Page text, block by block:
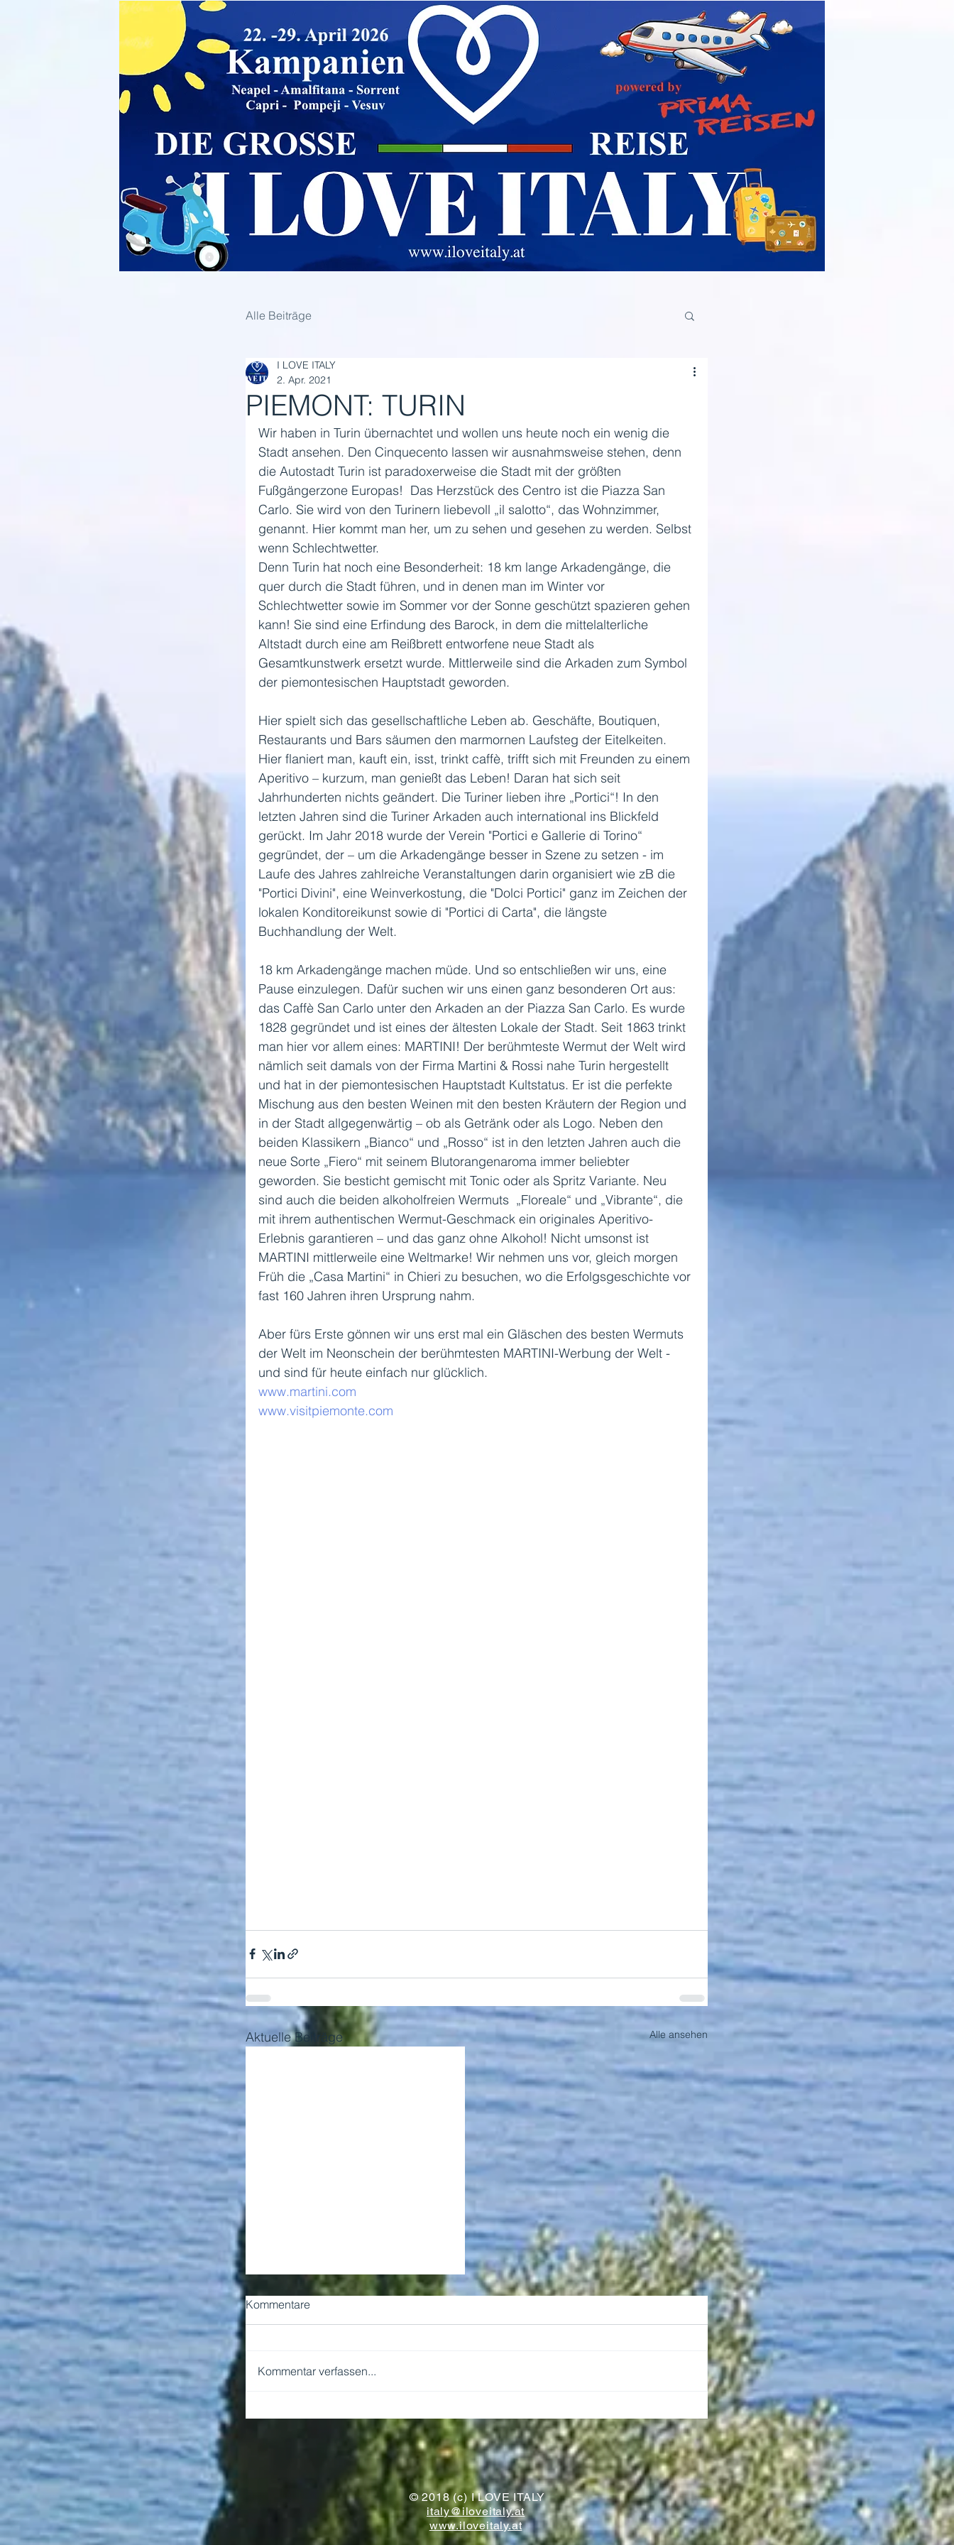
Alle Beiträge
PIEMONT: TURIN
I LOVE ITALY
2. Apr. 2021
Wir haben in Turin übernachtet und wollen uns heute noch ein wenig die
Stadt ansehen. Den Cinquecento lassen wir ausnahmsweise stehen, denn
die Autostadt Turin ist paradoxerweise die Stadt mit der größten
Fußgängerzone Europas!  Das Herzstück des Centro ist die Piazza San
Carlo. Sie wird von den Turinern liebevoll „il salotto“, das Wohnzimmer,
genannt. Hier kommt man her, um zu sehen und gesehen zu werden. Selbst
wenn Schlechtwetter.
Denn Turin hat noch eine Besonderheit: 18 km lange Arkadengänge, die
quer durch die Stadt führen, und in denen man im Winter vor
Schlechtwetter sowie im Sommer vor der Sonne geschützt spazieren gehen
kann! Sie sind eine Erfindung des Barock, in dem die mittelalterliche
Altstadt durch eine am Reißbrett entworfene neue Stadt als
Gesamtkunstwerk ersetzt wurde. Mittlerweile sind die Arkaden zum Symbol
der piemontesischen Hauptstadt geworden.
Hier spielt sich das gesellschaftliche Leben ab. Geschäfte, Boutiquen,
Restaurants und Bars säumen den marmornen Laufsteg der Eitelkeiten.
Hier flaniert man, kauft ein, isst, trinkt caffè, trifft sich mit Freunden zu einem
Aperitivo – kurzum, man genießt das Leben! Daran hat sich seit
Jahrhunderten nichts geändert. Die Turiner lieben ihre „Portici“! In den
letzten Jahren sind die Turiner Arkaden auch international ins Blickfeld
gerückt. Im Jahr 2018 wurde der Verein "Portici e Gallerie di Torino“
gegründet, der – um die Arkadengänge besser in Szene zu setzen - im
Laufe des Jahres zahlreiche Veranstaltungen darin organisiert wie zB die
"Portici Divini", eine Weinverkostung, die "Dolci Portici" ganz im Zeichen der
lokalen Konditoreikunst sowie di "Portici di Carta", die längste
Buchhandlung der Welt.
18 km Arkadengänge machen müde. Und so entschließen wir uns, eine
Pause einzulegen. Dafür suchen wir uns einen ganz besonderen Ort aus:
das Caffè San Carlo unter den Arkaden an der Piazza San Carlo. Es wurde
1828 gegründet und ist eines der ältesten Lokale der Stadt. Seit 1863 trinkt
man hier vor allem eines: MARTINI! Der berühmteste Wermut der Welt wird
nämlich seit damals von der Firma Martini & Rossi nahe Turin hergestellt
und hat in der piemontesischen Hauptstadt Kultstatus. Er ist die perfekte
Mischung aus den besten Weinen mit den besten Kräutern der Region und
in der Stadt allgegenwärtig – ob als Getränk oder als Logo. Neben den
beiden Klassikern „Bianco“ und „Rosso“ ist in den letzten Jahren auch die
neue Sorte „Fiero“ mit seinem Blutorangenaroma immer beliebter
geworden. Sie besticht gemischt mit Tonic oder als Spritz Variante. Neu
sind auch die beiden alkoholfreien Wermuts  „Floreale“ und „Vibrante“, die
mit ihrem authentischen Wermut-Geschmack ein originales Aperitivo-
Erlebnis garantieren – und das ganz ohne Alkohol! Nicht umsonst ist
MARTINI mittlerweile eine Weltmarke! Wir nehmen uns vor, gleich morgen
Früh die „Casa Martini“ in Chieri zu besuchen, wo die Erfolgsgeschichte vor
fast 160 Jahren ihren Ursprung nahm.
Aber fürs Erste gönnen wir uns erst mal ein Gläschen des besten Wermuts
der Welt im Neonschein der berühmtesten MARTINI-Werbung der Welt -
und sind für heute einfach nur glücklich.
www.martini.com
www.visitpiemonte.com
Aktuelle Beiträge Alle ansehen
Kommentare
Kommentar verfassen...
© 2018 (c) I LOVE ITALY
italy@iloveitaly.at
www.iloveitaly.at